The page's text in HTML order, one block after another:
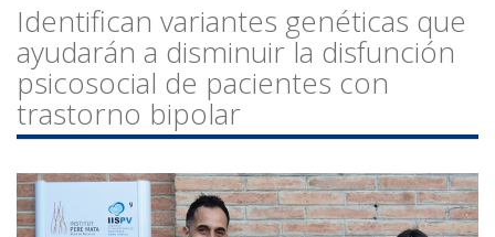
Identifican variantes genéticas que
ayudarán a disminuir la disfunción
psicosocial de pacientes con
trastorno bipolar